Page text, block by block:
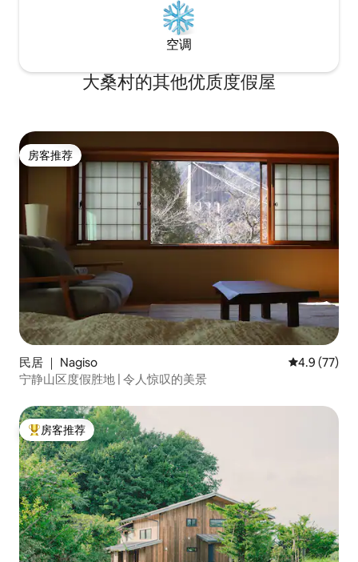
空调
大桑村的其他优质度假屋
房客推荐
房客推荐
民居 ｜ Nagiso 平均评分
4.9 (77)
宁静山区度假胜地 | 令人惊叹的美景
热门「房客推荐」
房客推荐